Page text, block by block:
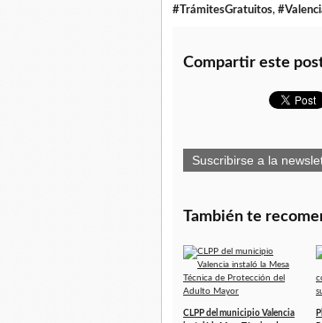
#TrámitesGratuitos,
Compartir este
Suscribirse a la
También te
CLPP del municipio Valencia